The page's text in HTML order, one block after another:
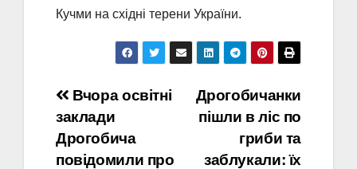
Кучми на східні терени України.
Навігація
записів
Дрогобичанки
пішли в ліс по
гриби та
заблукали: їх
Вчора освітні
заклади
Дрогобича
повідомили про